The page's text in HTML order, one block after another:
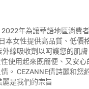
年為讓華語地區消費
本女性提供高品質、低
線吸收劑以呵護您的肌
使用起來既簡便、又安
。 CEZANNE倩詩麗和
是我們的宗旨